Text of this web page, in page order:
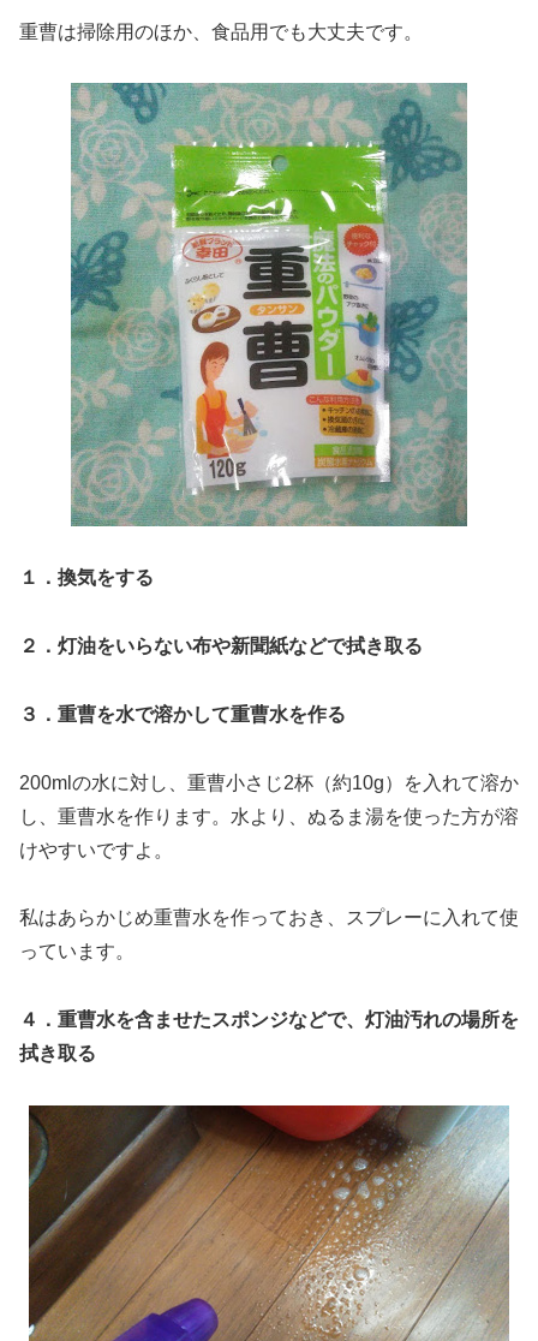
重曹は掃除用のほか、食品用でも大丈夫です。
１．換気をする
２．灯油をいらない布や新聞紙などで拭き取る
３．重曹を水で溶かして重曹水を作る
200mlの水に対し、重曹小さじ2杯（約10g）を入れて溶か
し、重曹水を作ります。水より、ぬるま湯を使った方が溶
けやすいですよ。
私はあらかじめ重曹水を作っておき、スプレーに入れて使
っています。
４．重曹水を含ませたスポンジなどで、灯油汚れの場所を
拭き取る